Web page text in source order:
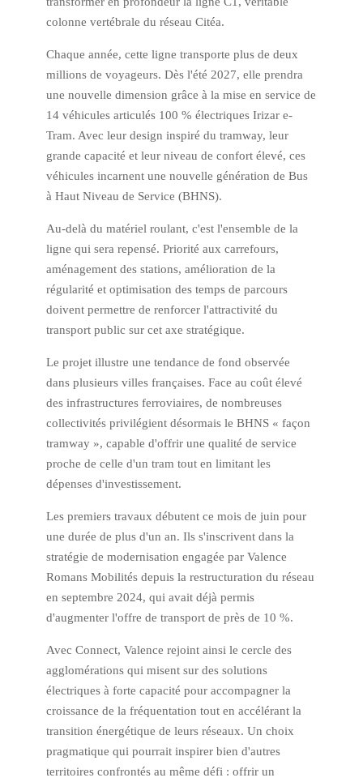
colonne vertébrale du réseau Citéa.
Chaque année, cette ligne transporte plus de deux
millions de voyageurs. Dès l'été 2027, elle prendra
une nouvelle dimension grâce à la mise en service de
14 véhicules articulés 100 % électriques Irizar e-
Tram. Avec leur design inspiré du tramway, leur
grande capacité et leur niveau de confort élevé, ces
véhicules incarnent une nouvelle génération de Bus
à Haut Niveau de Service (BHNS).
Au-delà du matériel roulant, c'est l'ensemble de la
ligne qui sera repensé. Priorité aux carrefours,
aménagement des stations, amélioration de la
régularité et optimisation des temps de parcours
doivent permettre de renforcer l'attractivité du
transport public sur cet axe stratégique.
Le projet illustre une tendance de fond observée
dans plusieurs villes françaises. Face au coût élevé
des infrastructures ferroviaires, de nombreuses
collectivités privilégient désormais le BHNS « façon
tramway », capable d'offrir une qualité de service
proche de celle d'un tram tout en limitant les
dépenses d'investissement.
Les premiers travaux débutent ce mois de juin pour
une durée de plus d'un an. Ils s'inscrivent dans la
stratégie de modernisation engagée par Valence
Romans Mobilités depuis la restructuration du réseau
en septembre 2024, qui avait déjà permis
d'augmenter l'offre de transport de près de 10 %.
Avec Connect, Valence rejoint ainsi le cercle des
agglomérations qui misent sur des solutions
électriques à forte capacité pour accompagner la
croissance de la fréquentation tout en accélérant la
transition énergétique de leurs réseaux. Un choix
pragmatique qui pourrait inspirer bien d'autres
territoires confrontés au même défi : offrir un